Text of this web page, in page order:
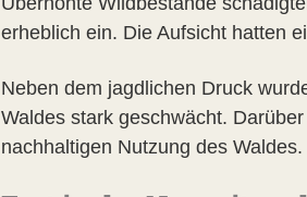
erheblich ein. Die Aufsicht hatten
Neben dem jagdlichen Druck
Waldes stark geschwächt.
nachhaltigen Nutzung des Waldes.